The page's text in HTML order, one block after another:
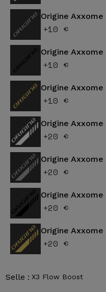
Origine
+10 €
Origine
+10 €
Origine
+10 €
Origine Axxome
+20 €
Origine Axxome
+20 €
Origine
+20 €
Origine Axxome
+20 €
Selle : X3 Flow Boost